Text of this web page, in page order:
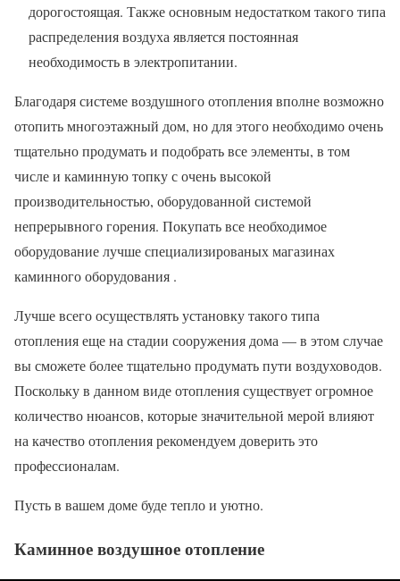
дорогостоящая. Также основным недостатком такого типа
распределения воздуха является постоянная
необходимость в электропитании.
Благодаря системе воздушного отопления вполне возможно
отопить многоэтажный дом, но для этого необходимо очень
тщательно продумать и подобрать все элементы, в том
числе и каминную топку с очень высокой
производительностью, оборудованной системой
непрерывного горения. Покупать все необходимое
оборудование лучше специализированых магазинах
каминного оборудования .
Лучше всего осуществлять установку такого типа
отопления еще на стадии сооружения дома — в этом случае
вы сможете более тщательно продумать пути воздуховодов.
Поскольку в данном виде отопления существует огромное
количество нюансов, которые значительной мерой влияют
на качество отопления рекомендуем доверить это
профессионалам.
Пусть в вашем доме буде тепло и уютно.
Каминное воздушное отопление